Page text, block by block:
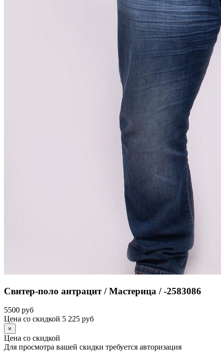
Свитер-поло антрацит / Мастерица / -2583086
5500 руб
Цена со скидкой 5 225 руб
×
Цена со скидкой
Для просмотра вашей скидки требуется авторизация